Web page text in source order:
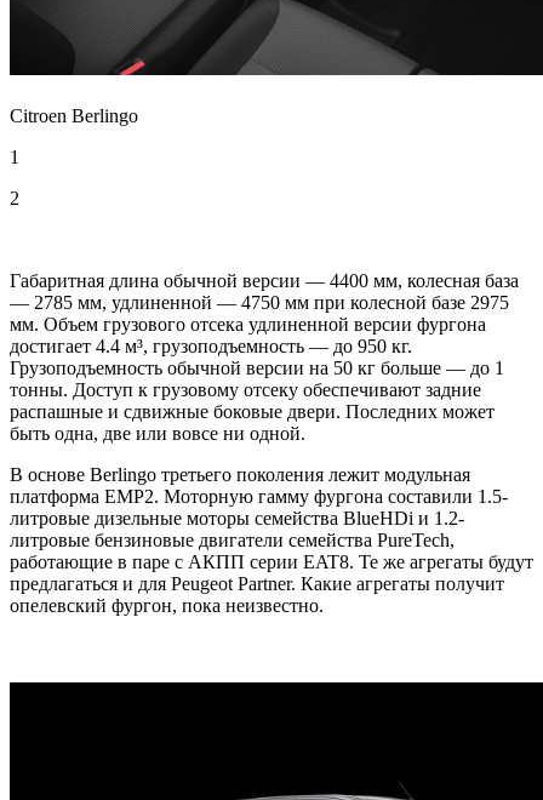
Citroen Berlingo
1
2
Габаритная длина обычной версии — 4400 мм, колесная база
— 2785 мм, удлиненной — 4750 мм при колесной базе 2975
мм. Объем грузового отсека удлиненной версии фургона
достигает 4.4 м³, грузоподъемность — до 950 кг.
Грузоподъемность обычной версии на 50 кг больше — до 1
тонны. Доступ к грузовому отсеку обеспечивают задние
распашные и сдвижные боковые двери. Последних может
быть одна, две или вовсе ни одной.
В основе Berlingo третьего поколения лежит модульная
платформа EMP2. Моторную гамму фургона составили 1.5-
литровые дизельные моторы семейства BlueHDi и 1.2-
литровые бензиновые двигатели семейства PureTech,
работающие в паре с АКПП серии EAT8. Те же агрегаты будут
предлагаться и для Peugeot Partner. Какие агрегаты получит
опелевский фургон, пока неизвестно.